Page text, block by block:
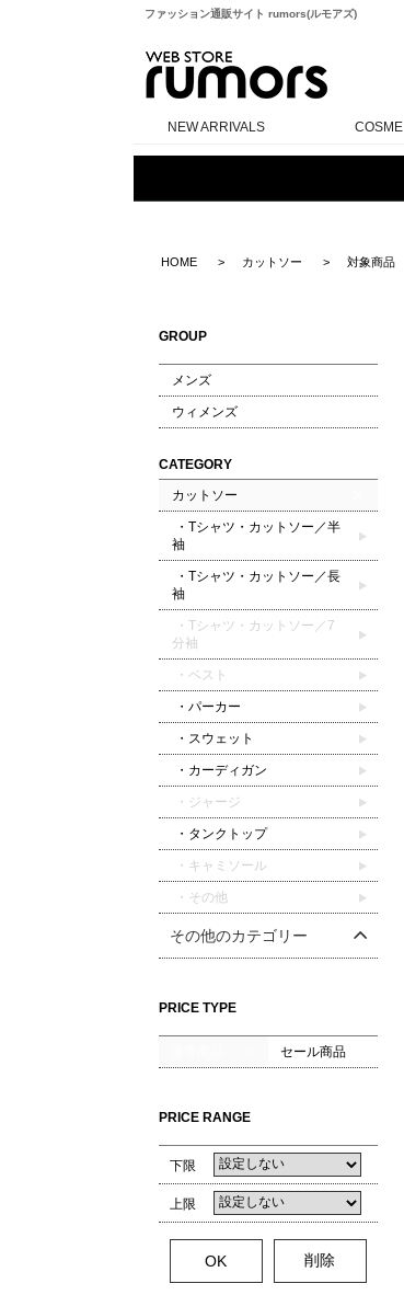
ファッション通販サイト rumors(ルモアズ)
NEW ARRIVALS COSME
HOME カットソー 対象商品
GROUP
メンズ
ウィメンズ
CATEGORY
カットソー
・Tシャツ・カットソー／半
袖
・Tシャツ・カットソー／長
袖
・Tシャツ・カットソー／7
分袖
・ベスト
・パーカー
・スウェット
・カーディガン
・ジャージ
・タンクトップ
・キャミソール
・その他
その他のカテゴリー
PRICE TYPE
セール商品
PRICE RANGE
下限
上限